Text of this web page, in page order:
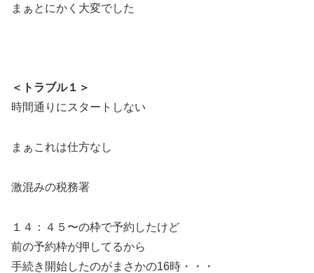
まぁとにかく大変でした
＜トラブル１＞
時間通りにスタートしない
まぁこれは仕方なし
激混みの税務署
１４：４５〜の枠で予約したけど
前の予約枠が押してるから
手続き開始したのがまさかの16時・・・